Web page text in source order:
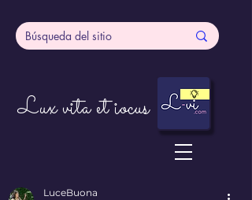
Lux vita et iocus
LuceBuona